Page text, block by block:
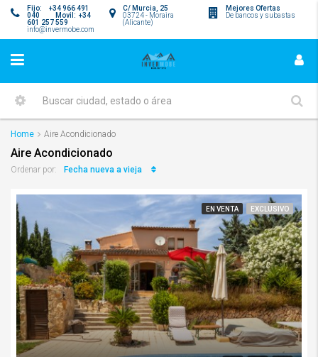
Mejores Ofertas
De bancos y subastas
C/ Murcia, 25
03724 - Moraira
(Alicante)
Fijo: +34 966 491
040 Movil: +34
601 257 559
info@invermobe.com
Home Aire Acondicionado
Aire Acondicionado
Ordenar por: Fecha nueva a vieja
EN VENTA EXCLUSIVO